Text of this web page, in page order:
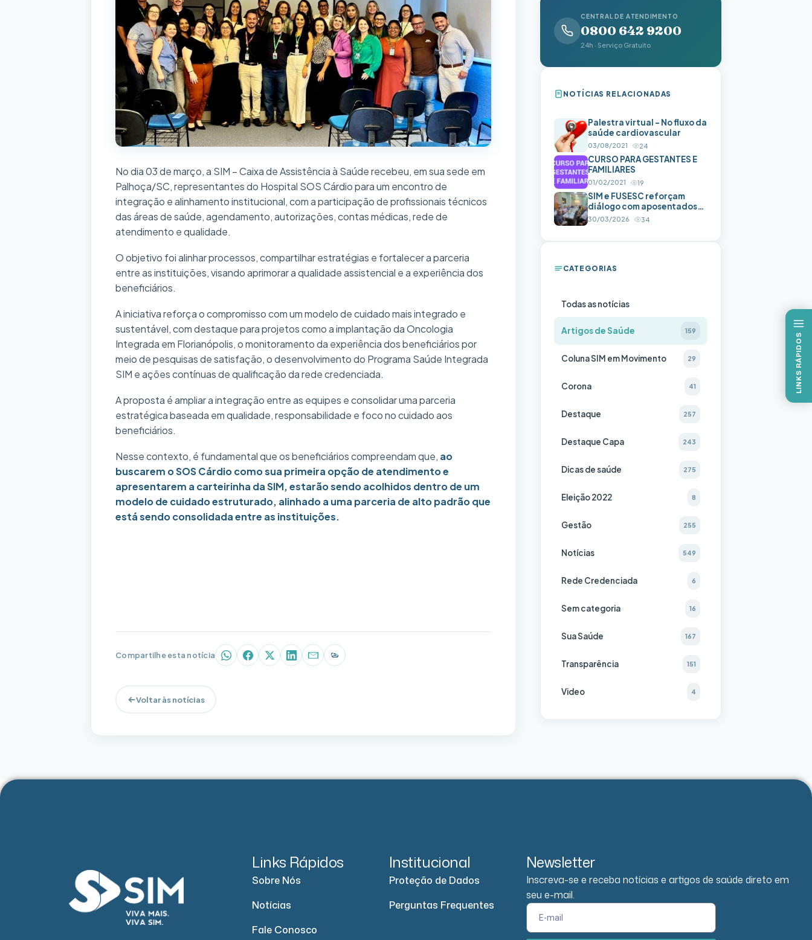
No dia 03 de março, a SIM – Caixa de Assistência à Saúde recebeu, em sua sede em
Palhoça/SC, representantes do Hospital SOS Cárdio para um encontro de
integração e alinhamento institucional, com a participação de profissionais técnicos
das áreas de saúde, agendamento, autorizações, contas médicas, rede de
atendimento e qualidade.
O objetivo foi alinhar processos, compartilhar estratégias e fortalecer a parceria
entre as instituições, visando aprimorar a qualidade assistencial e a experiência dos
beneficiários.
A iniciativa reforça o compromisso com um modelo de cuidado mais integrado e
sustentável, com destaque para projetos como a implantação da Oncologia
Integrada em Florianópolis, o monitoramento da experiência dos beneficiários por
meio de pesquisas de satisfação, o desenvolvimento do Programa Saúde Integrada
SIM e ações contínuas de qualificação da rede credenciada.
A proposta é ampliar a integração entre as equipes e consolidar uma parceria
estratégica baseada em qualidade, responsabilidade e foco no cuidado aos
beneficiários.
Nesse contexto, é fundamental que os beneficiários compreendam que, ao
buscarem o SOS Cárdio como sua primeira opção de atendimento e
apresentarem a carteirinha da SIM, estarão sendo acolhidos dentro de um
modelo de cuidado estruturado, alinhado a uma parceria de alto padrão que
está sendo consolidada entre as instituições.
Compartilhe esta notícia WhatsApp
FacebookX (Twitter)
LinkedInE-mailCopiar link
Voltar às notícias
CENTRAL DE ATENDIMENTO
0800 642 9200
24h · Serviço Gratuito
NOTÍCIAS RELACIONADAS
Palestra virtual – No fluxo da
saúde cardiovascular
03/08/2021 24
CURSO PARA GESTANTES E
FAMILIARES
01/02/2021 19
SIM e FUSESC reforçam
diálogo com aposentados
em Balneário Camboriú
30/03/2026 34
CATEGORIAS
Todas as notícias
Artigos de Saúde 159
Coluna SIM em Movimento 29
Corona 41
Destaque 257
Destaque Capa 243
Dicas de saúde 275
Eleição 2022 8
Gestão 255
Notícias 549
Rede Credenciada 6
Sem categoria 16
Sua Saúde 167
Transparência 151
Video 4
Links Rápidos
Sobre Nós
Notícias
Fale Conosco
Institucional
Proteção de Dados
Perguntas Frequentes
Newsletter
Inscreva-se e receba notícias e artigos de saúde direto em
seu e-mail.
LINKS RÁPIDOS